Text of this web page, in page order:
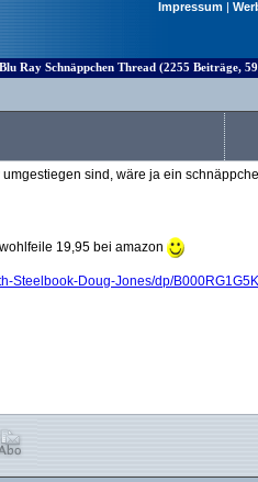
Impressum|
Blu Ray Schnäppchen Thread (2255 Beiträge,
sind, wäre ja ein
19,95 bei amazon
Steelbook-Doug-Jones/dp/